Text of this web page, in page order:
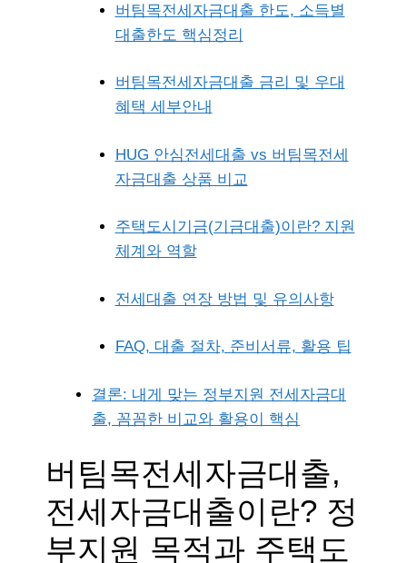
버팀목전세자금대출 한도, 소득별
대출한도 핵심정리
버팀목전세자금대출 금리 및 우대
혜택 세부안내
HUG 안심전세대출 vs 버팀목전세
자금대출 상품 비교
주택도시기금(기금대출)이란? 지원
체계와 역할
전세대출 연장 방법 및 유의사항
FAQ, 대출 절차, 준비서류, 활용 팁
결론: 내게 맞는 정부지원 전세자금대
출, 꼼꼼한 비교와 활용이 핵심
버팀목전세자금대출,
전세자금대출이란? 정
부지원 목적과 주택도